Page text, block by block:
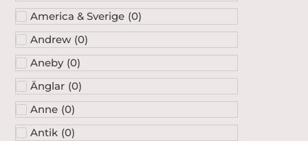
America & Sverige (0)
Andrew (0)
Aneby (0)
Änglar (0)
Anne (0)
Antik (0)